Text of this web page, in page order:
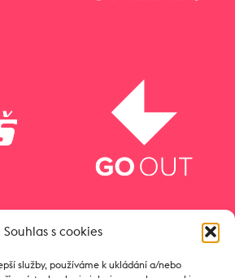
Souhlas s cookies
služby, používáme k ukládání a/nebo